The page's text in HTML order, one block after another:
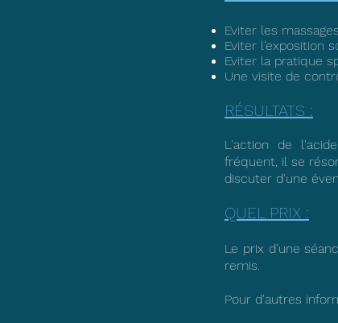
Eviter les
Eviter l'exposition
Eviter la pratique
Une visite de
RÉSULTATS :
L'action de
fréquent, il se
discuter d'une
QUEL PRIX :
Le prix d'une
remis.
Pour d'autres